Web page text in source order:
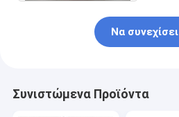
Να συνεχίσει
Συνιστώμενα Προϊόντα